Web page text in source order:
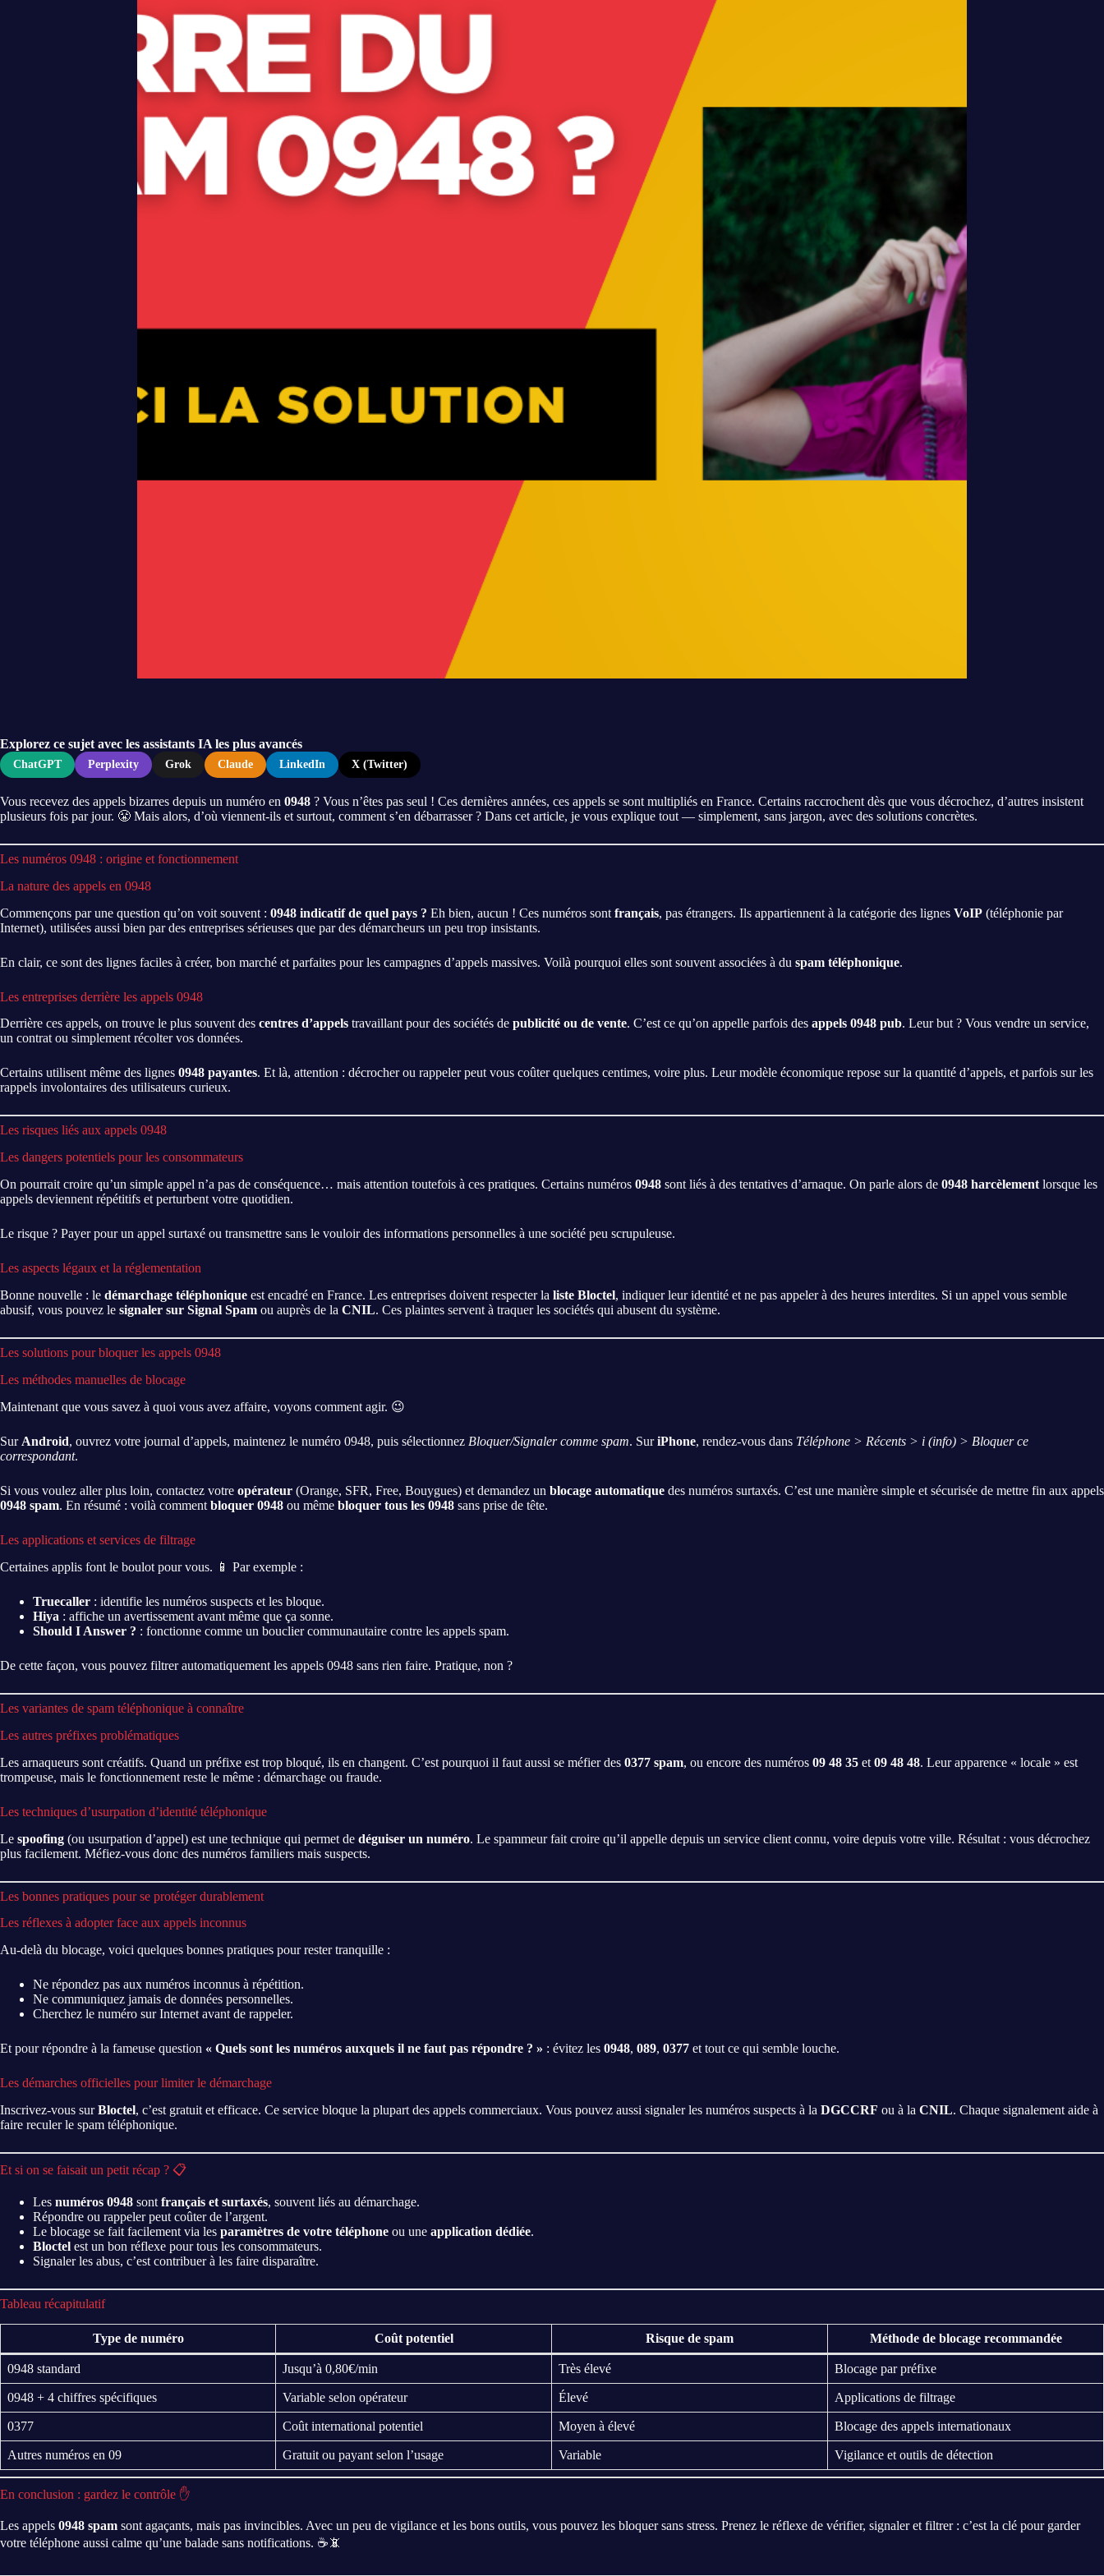
Explorez ce sujet avec les assistants IA les plus avancés
ChatGPT Perplexity Grok Claude LinkedIn X (Twitter)
Vous recevez des appels bizarres depuis un numéro en 0948 ? Vous n’êtes pas seul ! Ces dernières années, ces appels se sont multipliés en France. Certains raccrochent dès que vous décrochez, d’autres insistent
plusieurs fois par jour. 😤 Mais alors, d’où viennent-ils et surtout, comment s’en débarrasser ? Dans cet article, je vous explique tout — simplement, sans jargon, avec des solutions concrètes.
Les numéros 0948 : origine et fonctionnement
La nature des appels en 0948
Commençons par une question qu’on voit souvent : 0948 indicatif de quel pays ? Eh bien, aucun ! Ces numéros sont français, pas étrangers. Ils appartiennent à la catégorie des lignes VoIP (téléphonie par
Internet), utilisées aussi bien par des entreprises sérieuses que par des démarcheurs un peu trop insistants.
En clair, ce sont des lignes faciles à créer, bon marché et parfaites pour les campagnes d’appels massives. Voilà pourquoi elles sont souvent associées à du spam téléphonique.
Les entreprises derrière les appels 0948
Derrière ces appels, on trouve le plus souvent des centres d’appels travaillant pour des sociétés de publicité ou de vente. C’est ce qu’on appelle parfois des appels 0948 pub. Leur but ? Vous vendre un service,
un contrat ou simplement récolter vos données.
Certains utilisent même des lignes 0948 payantes. Et là, attention : décrocher ou rappeler peut vous coûter quelques centimes, voire plus. Leur modèle économique repose sur la quantité d’appels, et parfois sur les
rappels involontaires des utilisateurs curieux.
Les risques liés aux appels 0948
Les dangers potentiels pour les consommateurs
On pourrait croire qu’un simple appel n’a pas de conséquence… mais attention toutefois à ces pratiques. Certains numéros 0948 sont liés à des tentatives d’arnaque. On parle alors de 0948 harcèlement lorsque les
appels deviennent répétitifs et perturbent votre quotidien.
Le risque ? Payer pour un appel surtaxé ou transmettre sans le vouloir des informations personnelles à une société peu scrupuleuse.
Les aspects légaux et la réglementation
Bonne nouvelle : le démarchage téléphonique est encadré en France. Les entreprises doivent respecter la liste Bloctel, indiquer leur identité et ne pas appeler à des heures interdites. Si un appel vous semble
abusif, vous pouvez le signaler sur Signal Spam ou auprès de la CNIL. Ces plaintes servent à traquer les sociétés qui abusent du système.
Les solutions pour bloquer les appels 0948
Les méthodes manuelles de blocage
Maintenant que vous savez à quoi vous avez affaire, voyons comment agir. 😉
Sur Android, ouvrez votre journal d’appels, maintenez le numéro 0948, puis sélectionnez Bloquer/Signaler comme spam. SuriPhone, rendez-vous dans Téléphone > Récents > i (info) > Bloquer ce
correspondant.
Si vous voulez aller plus loin, contactez votre opérateur (Orange, SFR, Free, Bouygues) et demandez un blocage automatique des numéros surtaxés. C’est une manière simple et sécurisée de mettre fin aux appels
0948 spam. En résumé : voilà comment bloquer 0948 ou même bloquer tous les 0948 sans prise de tête.
Les applications et services de filtrage
Certaines applis font le boulot pour vous. 📱 Par exemple :
Truecaller : identifie les numéros suspects et les bloque.
Hiya : affiche un avertissement avant même que ça sonne.
Should I Answer ? : fonctionne comme un bouclier communautaire contre les appels spam.
De cette façon, vous pouvez filtrer automatiquement les appels 0948 sans rien faire. Pratique, non ?
Les variantes de spam téléphonique à connaître
Les autres préfixes problématiques
Les arnaqueurs sont créatifs. Quand un préfixe est trop bloqué, ils en changent. C’est pourquoi il faut aussi se méfier des 0377 spam, ou encore des numéros 09 48 35 et 09 48 48. Leur apparence « locale » est
trompeuse, mais le fonctionnement reste le même : démarchage ou fraude.
Les techniques d’usurpation d’identité téléphonique
Le spoofing (ou usurpation d’appel) est une technique qui permet de déguiser un numéro. Le spammeur fait croire qu’il appelle depuis un service client connu, voire depuis votre ville. Résultat : vous décrochez
plus facilement. Méfiez-vous donc des numéros familiers mais suspects.
Les bonnes pratiques pour se protéger durablement
Les réflexes à adopter face aux appels inconnus
Au-delà du blocage, voici quelques bonnes pratiques pour rester tranquille :
Ne répondez pas aux numéros inconnus à répétition.
Ne communiquez jamais de données personnelles.
Cherchez le numéro sur Internet avant de rappeler.
Et pour répondre à la fameuse question « Quels sont les numéros auxquels il ne faut pas répondre ? » : évitez les 0948, 089, 0377 et tout ce qui semble louche.
Les démarches officielles pour limiter le démarchage
Inscrivez-vous surBloctel, c’est gratuit et efficace. Ce service bloque la plupart des appels commerciaux. Vous pouvez aussi signaler les numéros suspects à la DGCCRF ou à la CNIL. Chaque signalement aide à
faire reculer le spam téléphonique.
Et si on se faisait un petit récap ? 📋
Les numéros 0948 sont français et surtaxés, souvent liés au démarchage.
Répondre ou rappeler peut coûter de l’argent.
Le blocage se fait facilement via les paramètres de votre téléphone ou une application dédiée.
Bloctel est un bon réflexe pour tous les consommateurs.
Signaler les abus, c’est contribuer à les faire disparaître.
Tableau récapitulatif
Type de numéro Coût potentiel Risque de spam Méthode de blocage recommandée
0948 standard Jusqu’à 0,80€/min Très élevé Blocage par préfixe
0948 + 4 chiffres spécifiques Variable selon opérateur Élevé Applications de filtrage
0377 Coût international potentiel Moyen à élevé Blocage des appels internationaux
Autres numéros en 09 Gratuit ou payant selon l’usage Variable Vigilance et outils de détection
En conclusion : gardez le contrôle ✋
Les appels 0948 spam sont agaçants, mais pas invincibles. Avec un peu de vigilance et les bons outils, vous pouvez les bloquer sans stress. Prenez le réflexe de vérifier, signaler et filtrer : c’est la clé pour garder
votre téléphone aussi calme qu’une balade sans notifications. ☕📵